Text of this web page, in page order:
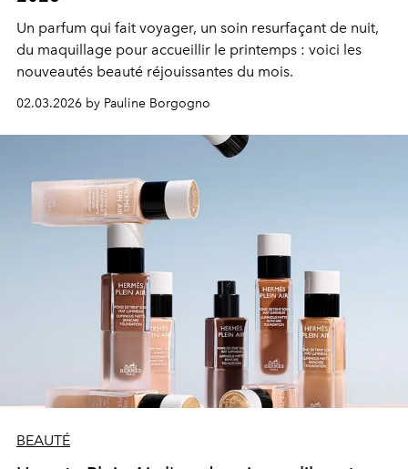
Un parfum qui fait voyager, un soin resurfaçant de nuit,
du maquillage pour accueillir le printemps : voici les
nouveautés beauté réjouissantes du mois.
02.03.2026 by Pauline Borgogno
BEAUTÉ